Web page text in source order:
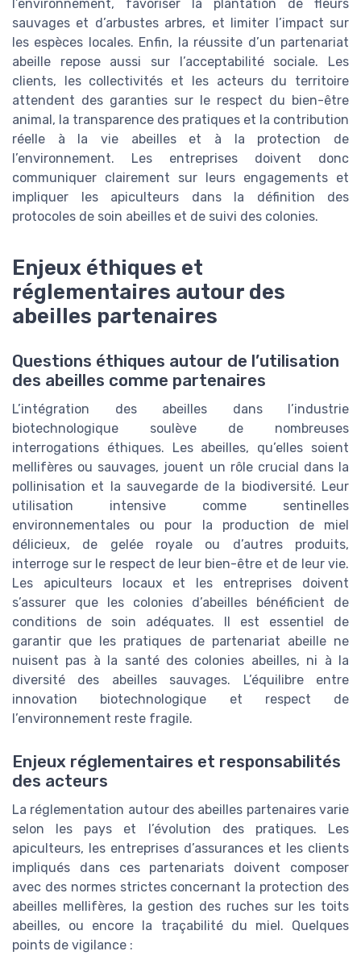
l’environnement, favoriser la plantation de fleurs
sauvages et d’arbustes arbres, et limiter l’impact sur
les espèces locales. Enfin, la réussite d’un partenariat
abeille repose aussi sur l’acceptabilité sociale. Les
clients, les collectivités et les acteurs du territoire
attendent des garanties sur le respect du bien-être
animal, la transparence des pratiques et la contribution
réelle à la vie abeilles et à la protection de
l’environnement. Les entreprises doivent donc
communiquer clairement sur leurs engagements et
impliquer les apiculteurs dans la définition des
protocoles de soin abeilles et de suivi des colonies.
Enjeux éthiques et
réglementaires autour des
abeilles partenaires
Questions éthiques autour de l’utilisation
des abeilles comme partenaires
L’intégration des abeilles dans l’industrie
biotechnologique soulève de nombreuses
interrogations éthiques. Les abeilles, qu’elles soient
mellifères ou sauvages, jouent un rôle crucial dans la
pollinisation et la sauvegarde de la biodiversité. Leur
utilisation intensive comme sentinelles
environnementales ou pour la production de miel
délicieux, de gelée royale ou d’autres produits,
interroge sur le respect de leur bien-être et de leur vie.
Les apiculteurs locaux et les entreprises doivent
s’assurer que les colonies d’abeilles bénéficient de
conditions de soin adéquates. Il est essentiel de
garantir que les pratiques de partenariat abeille ne
nuisent pas à la santé des colonies abeilles, ni à la
diversité des abeilles sauvages. L’équilibre entre
innovation biotechnologique et respect de
l’environnement reste fragile.
Enjeux réglementaires et responsabilités
des acteurs
La réglementation autour des abeilles partenaires varie
selon les pays et l’évolution des pratiques. Les
apiculteurs, les entreprises d’assurances et les clients
impliqués dans ces partenariats doivent composer
avec des normes strictes concernant la protection des
abeilles mellifères, la gestion des ruches sur les toits
abeilles, ou encore la traçabilité du miel. Quelques
points de vigilance :